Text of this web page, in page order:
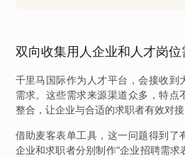
双向收集用人企业和人才岗
千里马国际作为人才平台，会接收到
需求。这些需求来源渠道众多，特点
整合，让企业与合适的求职者有效对接
借助麦客表单工具，这一问题得到了
企业和求职者分别制作“企业招聘需求